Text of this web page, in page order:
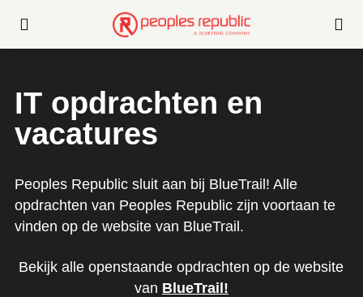
IT opdrachten en
vacatures
Peoples Republic sluit aan bij BlueTrail! Alle
opdrachten van Peoples Republic zijn voortaan te
vinden op de website van BlueTrail.
Bekijk alle openstaande opdrachten op de website
van BlueTrail !